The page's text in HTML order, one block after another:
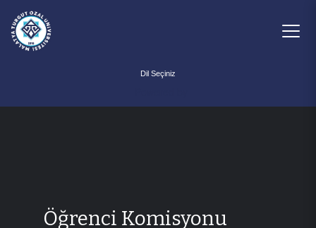
Öğrenci Komisyonu